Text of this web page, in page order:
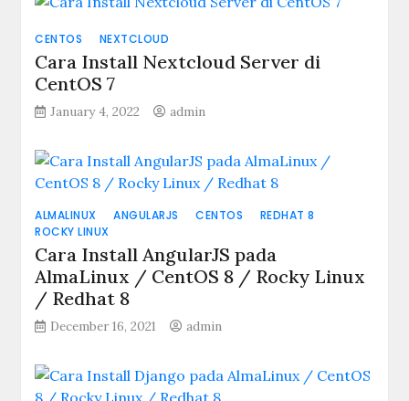
CENTOS NEXTCLOUD
Cara Install Nextcloud Server di
CentOS 7
January 4, 2022 admin
ALMALINUX ANGULARJS CENTOS
REDHAT 8
ROCKY LINUX
Cara Install AngularJS pada
AlmaLinux / CentOS 8 / Rocky Linux
/ Redhat 8
December 16, 2021 admin